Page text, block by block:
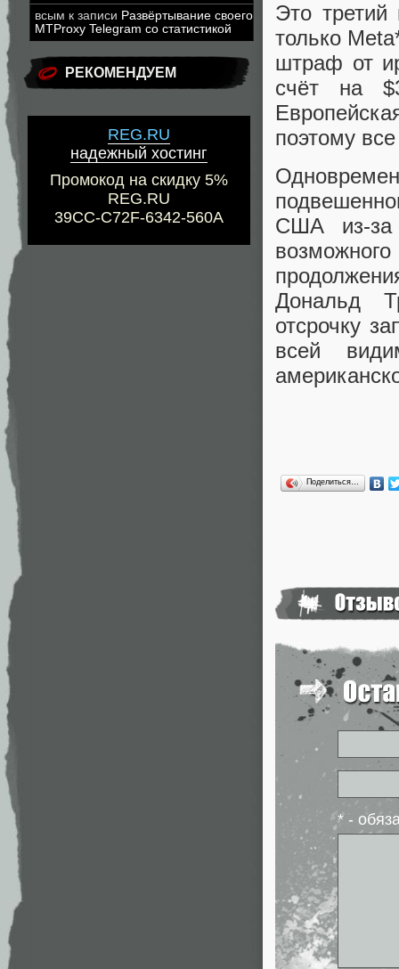
всым к записи Развёртывание своего
MTProxy Telegram со статистикой
РЕКОМЕНДУЕМ
REG.RU
надежный хостинг
Промокод на скидку 5%
REG.RU
39CC-C72F-6342-560A
Это
только
штраф от
счёт на
поэтому
США из-за
Дональд
отсрочку
всей
Поделиться…
* -